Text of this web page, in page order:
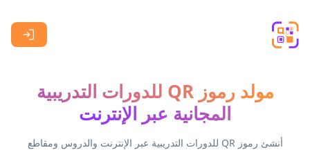
مولد رموز QR للدورات التدريبية
المجانية عبر الإنترنت
أنشئ رموز QR للدورات التدريبية عبر الإنترنت والدروس ومقاطع